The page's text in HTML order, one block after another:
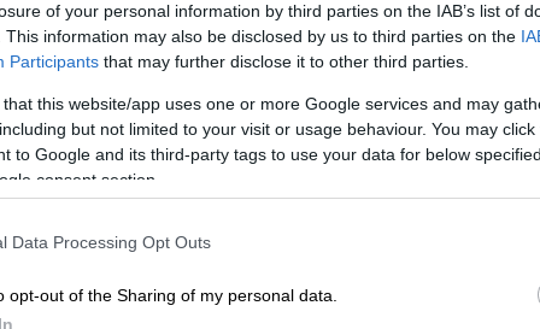
of your personal information by third parties on the IAB’s list of
This information may also be disclosed by us to third parties on the
Participants that may further disclose it to other third parties.
that this website/app uses one or more Google services and may
but not limited to your visit or usage behaviour. You may
to Google and its third-party tags to use your data for below
consent section.
Data Processing Opt Outs
opt-out of the Sharing of my personal data.
το ΕΘΝΟΣ στη Google
το φως της δημοσιότηταςαπό την
.
άφωνοι όταν είδανμια...αγελάδα να